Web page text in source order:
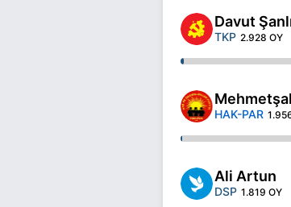
Davut
TKP 2.928 OY
HAK-PAR
Ali Artun
DSP 1.819 OY